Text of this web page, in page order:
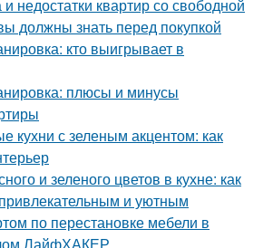
недостатки квартир со свободной
должны знать перед покупкой
кто выигрывает в
плюсы и минусы
кухни с зеленым акцентом: как
и зеленого цветов в кухне: как
и уютным
по перестановке мебели в